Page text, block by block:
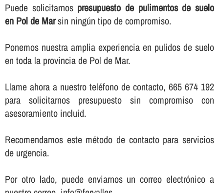
Puede solicitarnos presupuesto de pulimentos de suelo
en Pol de Marsin ningún tipo de compromiso.
Ponemos nuestra amplia experiencia en pulidos de suelo
en toda la provincia de Pol de Mar.
Llame ahora a nuestro teléfono de contacto, 665 674 192
para solicitarnos presupuesto sin compromiso con
asesoramiento incluid.
Recomendamos este método de contacto para servicios
de urgencia.
Por otro lado, puede enviarnos un correo electrónico a